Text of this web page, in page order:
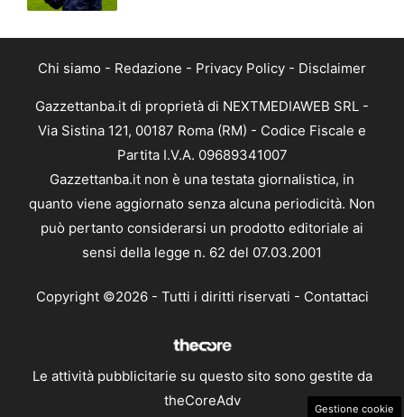
Chi siamo - Redazione - Privacy Policy - Disclaimer
Gazzettanba.it di proprietà di NEXTMEDIAWEB SRL -
Via Sistina 121, 00187 Roma (RM) - Codice Fiscale e
Partita I.V.A. 09689341007
Gazzettanba.it non è una testata giornalistica, in
quanto viene aggiornato senza alcuna periodicità. Non
può pertanto considerarsi un prodotto editoriale ai
sensi della legge n. 62 del 07.03.2001
Copyright ©2026 - Tutti i diritti riservati - Contattaci
Le attività pubblicitarie su questo sito sono gestite da
theCoreAdv
Gestione cookie